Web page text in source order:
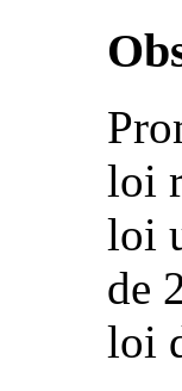
loi
loi
de
loi